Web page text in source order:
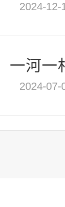
2024-12-
一河
2024-07-